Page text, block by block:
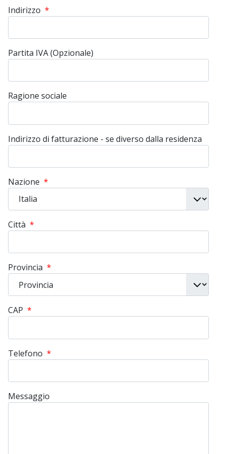
Indirizzo *
Partita IVA (Opzionale)
Ragione sociale
Indirizzo di fatturazione - se diverso dalla residenza
Nazione *
Città *
Provincia *
CAP *
Telefono *
Messaggio